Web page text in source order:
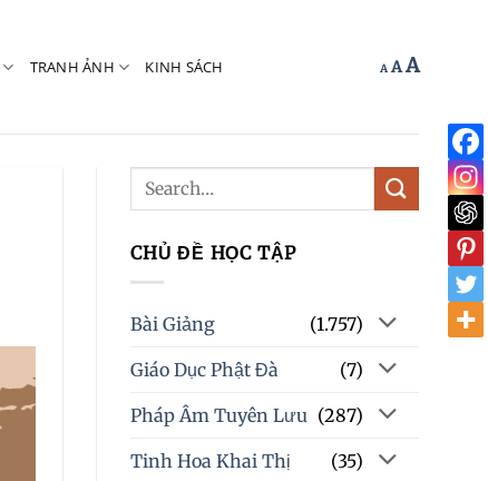
TRANH ẢNH KINH SÁCH A Decrease
A Reset
A
size.
CHỦ ĐỀ HỌC TẬP
Bài Giảng (1.757)
Giáo Dục Phật Đà (7)
Pháp Âm Tuyên Lưu (287)
Tinh Hoa Khai Thị (35)